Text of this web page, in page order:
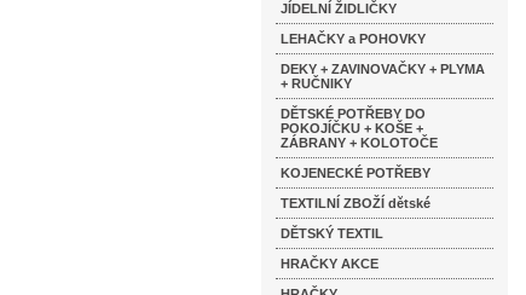
JÍDELNÍ ŽIDLIČKY
LEHAČKY a POHOVKY
DEKY + ZAVINOVAČKY + PLYMA
+ RUČNIKY
DĚTSKÉ POTŘEBY DO
POKOJÍČKU + KOŠE +
ZÁBRANY + KOLOTOČE
KOJENECKÉ POTŘEBY
TEXTILNÍ ZBOŽÍ dětské
DĚTSKÝ TEXTIL
HRAČKY AKCE